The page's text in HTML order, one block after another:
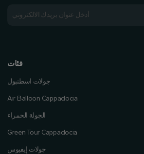
فئات
جولات اسطنبول
Air Balloon Cappadocia
الجولة الحمراء
Green Tour Cappadocia
جولات إيفيوس